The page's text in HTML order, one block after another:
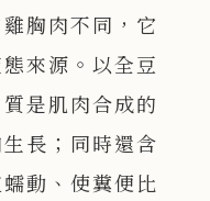
胸肉不同，它
來源。以全豆
是肌肉合成的
長；同時還含
動、使糞便比